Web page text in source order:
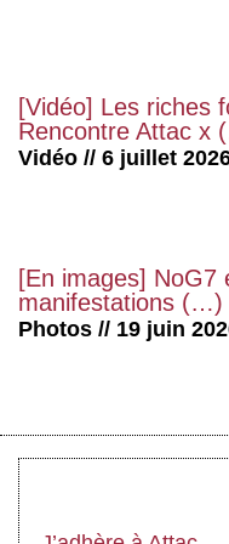
[Vidéo] Les riches
Rencontre Attac x
Vidéo // 6 juillet
[En images] NoG7
manifestations (…)
Photos // 19 juin